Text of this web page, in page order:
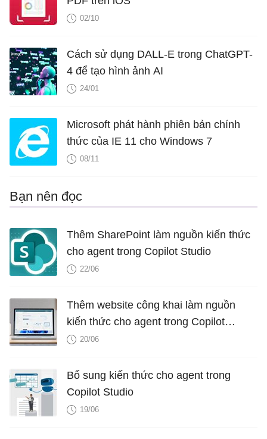
02/10
Cách sử dụng DALL-E trong ChatGPT-
4 để tạo hình ảnh AI
24/01
Microsoft phát hành phiên bản chính
thức của IE 11 cho Windows 7
08/11
Bạn nên đọc
Thêm SharePoint làm nguồn kiến ​​thức
cho agent trong Copilot Studio
22/06
Thêm website công khai làm nguồn
kiến ​​thức cho agent trong Copilot
Studio
20/06
Bổ sung kiến ​​thức cho agent trong
Copilot Studio
19/06